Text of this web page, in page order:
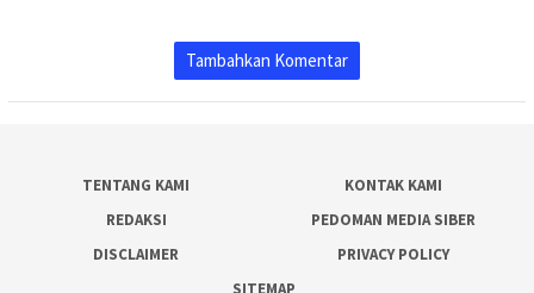
Tambahkan Komentar
TENTANG KAMI
KONTAK KAMI
REDAKSI
PEDOMAN MEDIA SIBER
DISCLAIMER
PRIVACY POLICY
SITEMAP